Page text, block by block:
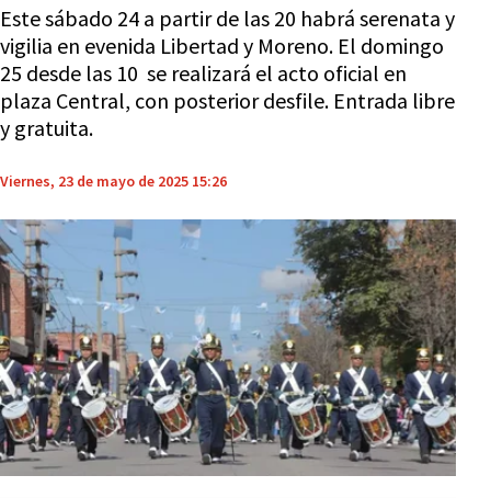
Este sábado 24 a partir de las 20 habrá serenata y
vigilia en evenida Libertad y Moreno. El domingo
25 desde las 10 se realizará el acto oficial en
plaza Central, con posterior desfile. Entrada libre
y gratuita.
Viernes, 23 de mayo de 2025 15:26